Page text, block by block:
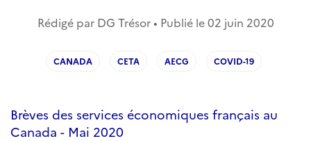
Rédigé par DG Trésor • Publié le02 juin 2020
CANADA CETA AECG COVID-19
Brèves des services économiques français au
Canada - Mai 2020